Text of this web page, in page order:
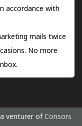
accordance with
mails twice
No more
venturer of Consors